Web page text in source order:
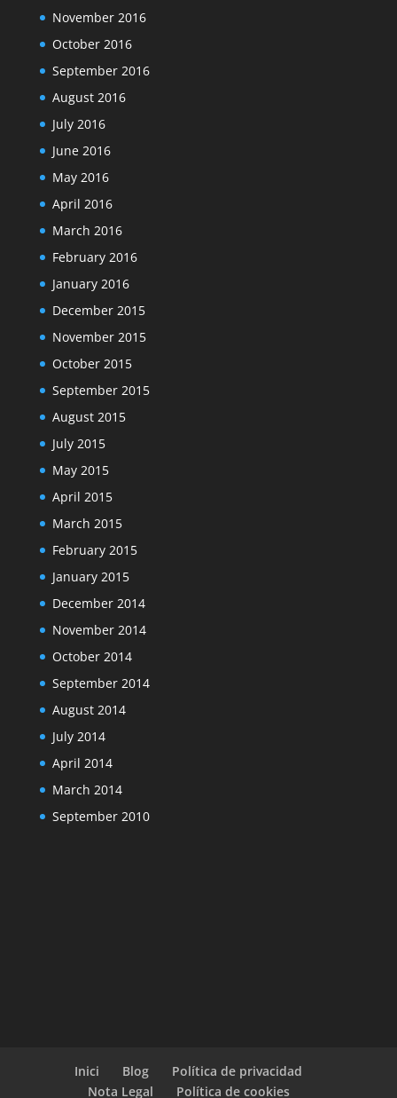
November 2016
October 2016
September 2016
August 2016
July 2016
June 2016
May 2016
April 2016
March 2016
February 2016
January 2016
December 2015
November 2015
October 2015
September 2015
August 2015
July 2015
May 2015
April 2015
March 2015
February 2015
January 2015
December 2014
November 2014
October 2014
September 2014
August 2014
July 2014
April 2014
March 2014
September 2010
Inici Blog
Política de privacidad
Nota Legal
Política de cookies